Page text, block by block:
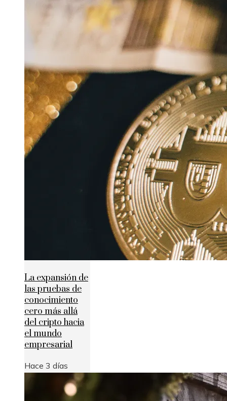
La expansión de
las pruebas de
conocimiento
cero más allá
del cripto hacia
el mundo
empresarial
Hace 3 días